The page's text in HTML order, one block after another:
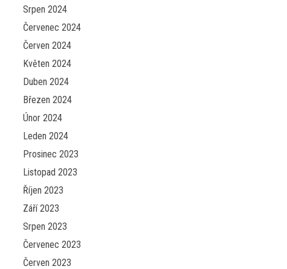
Srpen 2024
Červenec 2024
Červen 2024
Květen 2024
Duben 2024
Březen 2024
Únor 2024
Leden 2024
Prosinec 2023
Listopad 2023
Říjen 2023
Září 2023
Srpen 2023
Červenec 2023
Červen 2023